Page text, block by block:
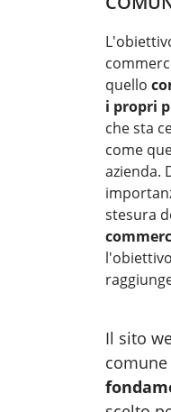
quello
i propri
che sta
come
azienda.
stesura
Il sito